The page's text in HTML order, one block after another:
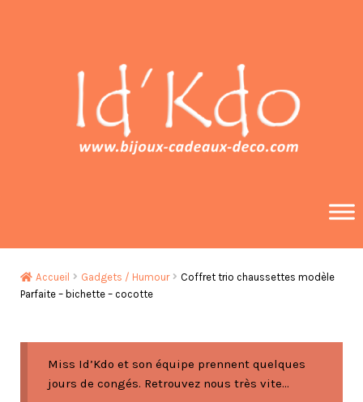
Accueil Gadgets / Humour
Coffret trio chaussettes modèle
Parfaite – bichette – cocotte
Miss Id’Kdo et son équipe prennent quelques
jours de congés. Retrouvez nous très vite...